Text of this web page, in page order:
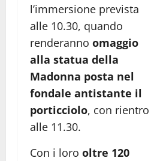
l’immersione prevista
alle 10.30, quando
renderanno omaggio
alla statua della
Madonna posta nel
fondale antistante il
porticciolo, con rientro
alle 11.30.
Con i loro oltre 120